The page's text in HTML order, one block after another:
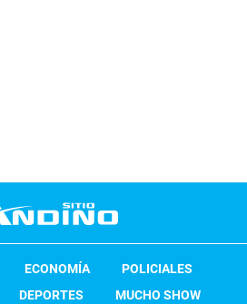
ECONOMÍA
POLICIALES
DEPORTES
MUCHO SHOW